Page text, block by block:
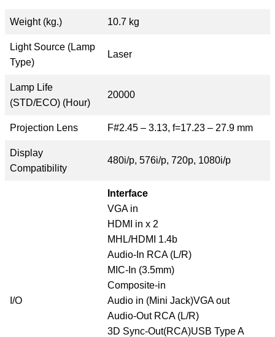
Weight (kg.) 10.7 kg
Light Source (Lamp
Type)
Laser
Lamp Life
(STD/ECO) (Hour)
20000
Projection Lens F#2.45 – 3.13, f=17.23 – 27.9 mm
Display
Compatibility
480i/p, 576i/p, 720p, 1080i/p
I/O
Interface
VGA in
HDMI in x 2
MHL/HDMI 1.4b
Audio-In RCA (L/R)
MIC-In (3.5mm)
Composite-in
Audio in (Mini Jack)VGA out
Audio-Out RCA (L/R)
3D Sync-Out(RCA)USB Type A